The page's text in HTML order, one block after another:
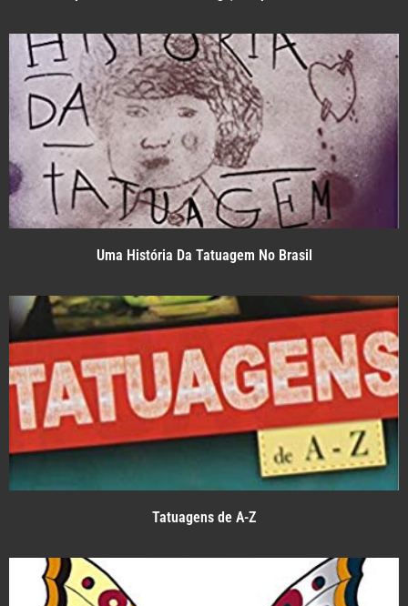
Uma História Da Tatuagem No Brasil
Tatuagens de A-Z